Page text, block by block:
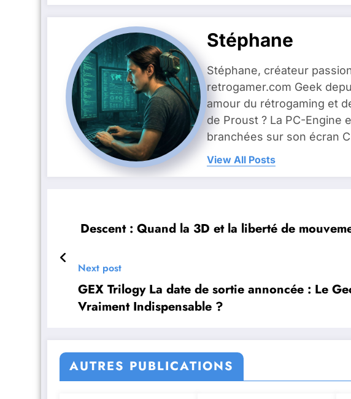
Stéphane
Stéphane, créateur
retrogamer.com Geek
amour du rétrogaming et
de Proust ? La PC-Engine
branchées sur son écran
View All Posts
Descent : Quand la 3D et la liberté de
Next post
GEX Trilogy La date de sortie annoncée : Le
Vraiment Indispensable ?
AUTRES PUBLICATIONS